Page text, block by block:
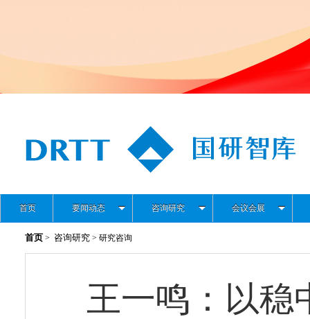
首页 要闻动态 咨询研究 会议会展
首页 > 咨询研究 > 研究咨询
王一鸣：以稳